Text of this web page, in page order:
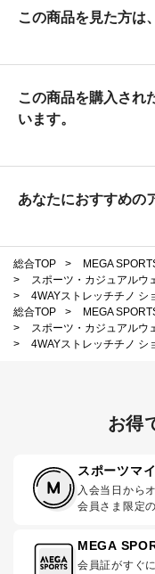
この商品を見た方は
この商品を購入され
います。
あなたにおすすめの
総合TOP > MEGA
>
スポーツ・カジュアルウ
>
4WAYストレッチチノ シ
総合TOP
> MEGA
>
スポーツ・カジュアルウ
>
4WAYストレッチチノ シ
お得
スポーツマ
入会当日から
会員さま限定
MEGA
会員証がすぐ